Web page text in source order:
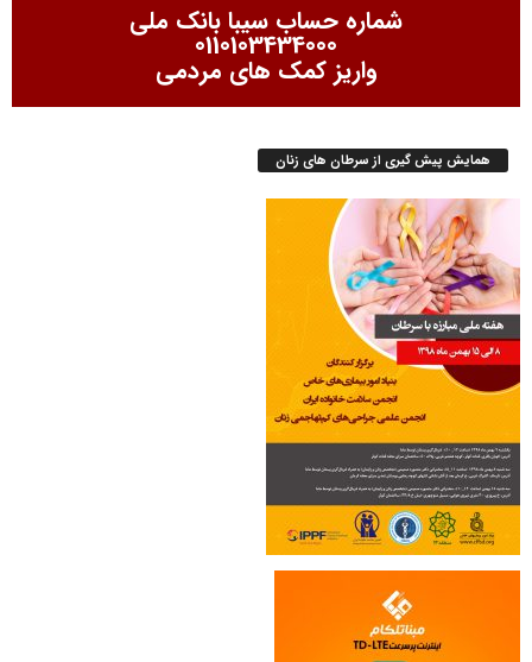
شماره حساب سیبا بانک ملی
0110103434000
واریز کمک های مردمی
همایش پیش گیری از سرطان های زنان